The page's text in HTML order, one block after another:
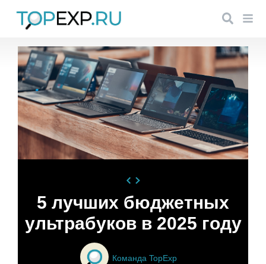
5 лучших бюджетных
ультрабуков в 2025 году
Команда TopExp